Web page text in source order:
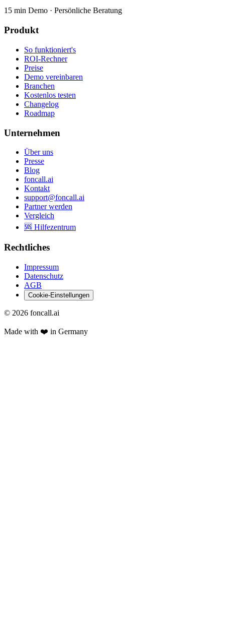
15 min Demo · Persönliche Beratung
Produkt
So funktioniert's
ROI-Rechner
Preise
Demo vereinbaren
Branchen
Kostenlos testen
Changelog
Roadmap
Unternehmen
Über uns
Presse
Blog
foncall.ai
Kontakt
support@foncall.ai
Partner werden
Vergleich
🆘 Hilfezentrum
Rechtliches
Impressum
Datenschutz
AGB
Cookie-Einstellungen
© 2026 foncall.ai
Made with ❤️ in Germany